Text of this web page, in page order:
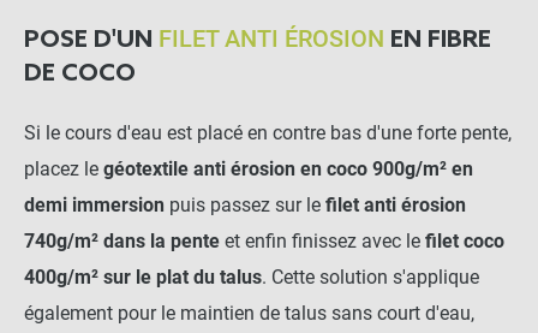
POSE D'UN FILET ANTI ÉROSION EN FIBRE
DE COCO
Si le cours d'eau est placé en contre bas d'une forte pente,
placez le géotextile anti érosion en coco 900g/m² en
demi immersion puis passez sur le filet anti érosion
740g/m² dans la pente et enfin finissez avec le filet coco
400g/m² sur le plat du talus. Cette solution s'applique
également pour le maintien de talus sans court d'eau,